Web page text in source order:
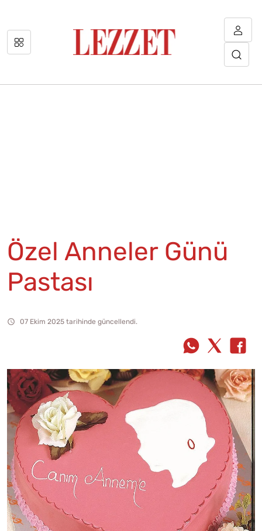
Özel Anneler Günü
Pastası
07 Ekim 2025 tarihinde güncellendi.